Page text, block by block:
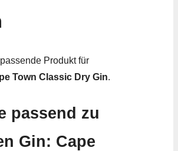
Produkt für
Town Classic Dry Gin.
passend zu
Gin: Cape